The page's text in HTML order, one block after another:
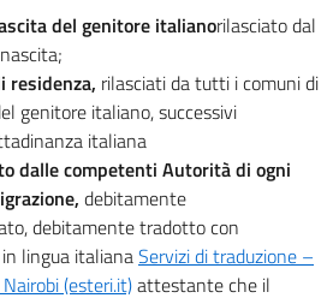
del genitore italianorilasciato dal
residenza, rilasciati da tutti i comuni di
genitore italiano, successivi
italiana
dalle competenti Autorità di ogni
debitamente
debitamente tradotto con
lingua italianaServizi di traduzione –
(esteri.it)attestante che il